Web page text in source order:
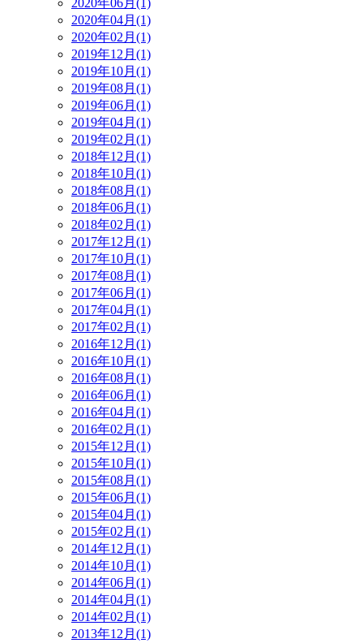
2020年06月(1)
2020年04月(1)
2020年02月(1)
2019年12月(1)
2019年10月(1)
2019年08月(1)
2019年06月(1)
2019年04月(1)
2019年02月(1)
2018年12月(1)
2018年10月(1)
2018年08月(1)
2018年06月(1)
2018年02月(1)
2017年12月(1)
2017年10月(1)
2017年08月(1)
2017年06月(1)
2017年04月(1)
2017年02月(1)
2016年12月(1)
2016年10月(1)
2016年08月(1)
2016年06月(1)
2016年04月(1)
2016年02月(1)
2015年12月(1)
2015年10月(1)
2015年08月(1)
2015年06月(1)
2015年04月(1)
2015年02月(1)
2014年12月(1)
2014年10月(1)
2014年06月(1)
2014年04月(1)
2014年02月(1)
2013年12月(1)